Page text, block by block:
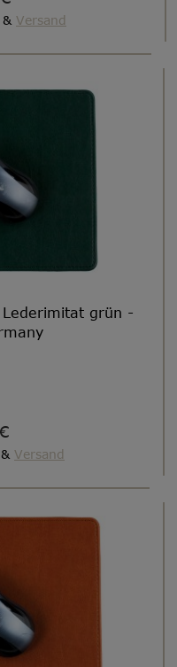
Versand
Lederimitat grün -
Versand